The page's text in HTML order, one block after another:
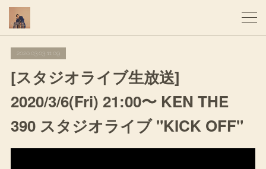
2020.03.03 11:09
[スタジオライブ生放送]
2020/3/6(Fri) 21:00〜 KEN THE
390 スタジオライブ "KICK OFF"